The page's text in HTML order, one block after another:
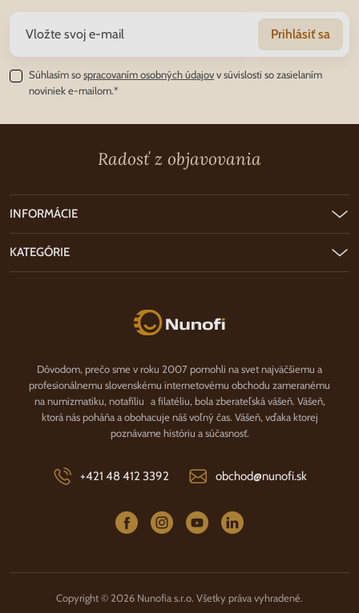
Prihlásiť sa
Súhlasím sospracovaním osobných údajovv súvislosti so zasielaním
noviniek e-mailom.*
Radosť z objavovania
Nunofi.sk
Dôvodom, prečo sme v roku 2007 pomohli na svet najväčšiemu a
profesionálnemu slovenskému internetovému obchodu zameranému
na numizmatiku, notafíliu a filatéliu, bola zberateľská vášeň. Vášeň,
ktorá nás poháňa a obohacuje náš voľný čas. Vášeň, vďaka ktorej
poznávame históriu a súčasnosť.
+421 48 412 3392 obchod@nunofi.sk
INFORMÁCIE
KATEGÓRIE
Copyright © 2026 Nunofia s.r.o. Všetky práva vyhradené.